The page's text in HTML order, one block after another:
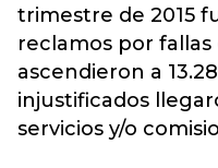
trimestre de 2015
reclamos por
ascendieron a
injustificados
servicios y/o